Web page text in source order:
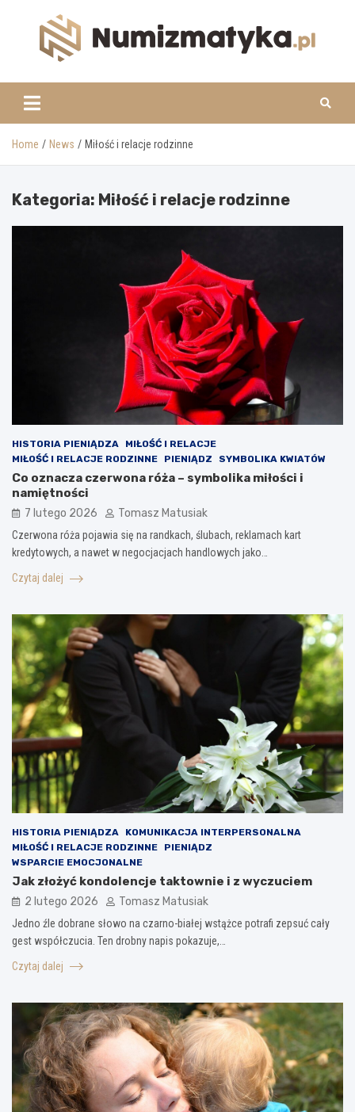
www.numizmatyka.pl
Home News Miłość i relacje rodzinne
Kategoria: Miłość i relacje rodzinne
HISTORIA PIENIĄDZA
MIŁOŚĆ I RELACJE
MIŁOŚĆ I RELACJE RODZINNE
PIENIĄDZ SYMBOLIKA KWIATÓW
Co oznacza czerwona róża – symbolika miłości i
namiętności
7 lutego 2026 Tomasz Matusiak
Czerwona róża pojawia się na randkach, ślubach, reklamach kart
kredytowych, a nawet w negocjacjach handlowych jako…
Czytaj dalej
HISTORIA PIENIĄDZA
KOMUNIKACJA INTERPERSONALNA
MIŁOŚĆ I RELACJE RODZINNE
PIENIĄDZ
WSPARCIE EMOCJONALNE
Jak złożyć kondolencje taktownie i z wyczuciem
2 lutego 2026 Tomasz Matusiak
Jedno źle dobrane słowo na czarno-białej wstążce potrafi zepsuć cały
gest współczucia. Ten drobny napis pokazuje,…
Czytaj dalej